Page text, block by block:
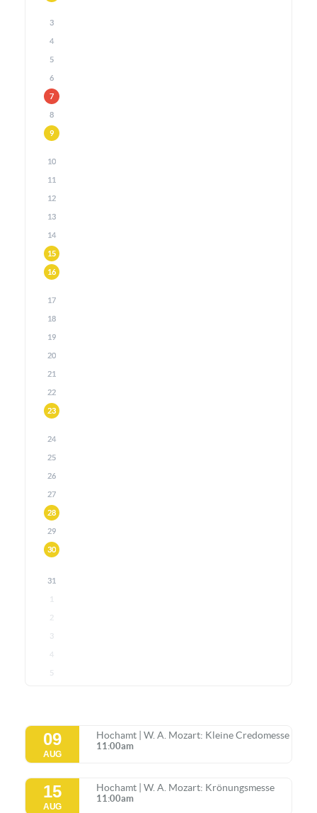
3
4
5
6
7
8
9
10
11
12
13
14
15
16
17
18
19
20
21
22
23
24
25
26
27
28
29
30
31
1
2
3
4
5
09
AUG
Hochamt | W. A. Mozart: Kleine Credomesse
11:00am
15
AUG
Hochamt | W. A. Mozart: Krönungsmesse
11:00am